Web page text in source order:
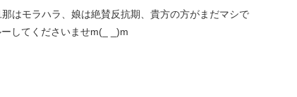
はモラハラ、娘は絶賛反抗期、貴方の方がまだマシで
してくださいませm(_ _)m